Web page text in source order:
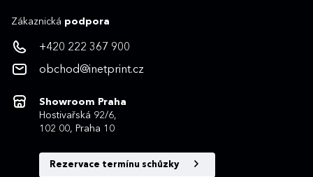
Zákaznická podpora
+420 222 367 900
obchod@inetprint.cz
Showroom Praha
Hostivařská 92/6,
102 00, Praha 10
Rezervace termínu schůzky